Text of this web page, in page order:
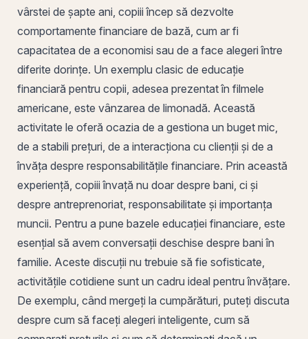
vârstei de șapte ani, copiii încep să dezvolte
comportamente financiare de bază, cum ar fi
capacitatea de a economisi sau de a face alegeri între
diferite dorințe. Un exemplu clasic de educație
financiară pentru copii, adesea prezentat în filmele
americane, este vânzarea de limonadă. Această
activitate le oferă ocazia de a gestiona un buget mic,
de a stabili prețuri, de a interacționa cu clienții și de a
învăța despre responsabilitățile financiare. Prin această
experiență, copiii învață nu doar despre bani, ci și
despre antreprenoriat, responsabilitate și importanța
muncii. Pentru a pune bazele educației financiare, este
esențial să avem conversații deschise despre bani în
familie. Aceste discuții nu trebuie să fie sofisticate,
activitățile cotidiene sunt un cadru ideal pentru învățare.
De exemplu, când mergeți la cumpărături, puteți discuta
despre cum să faceți alegeri inteligente, cum să